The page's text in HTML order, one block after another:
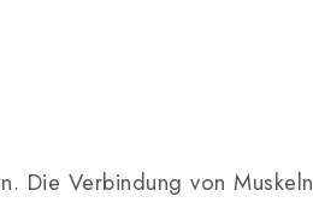
Die Verbindung von Muskeln